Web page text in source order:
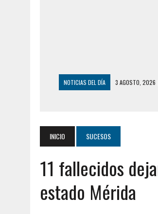
NOTICIAS DEL DÍA 3 AGOSTO, 2026
2 AGOSTO, 2026 | COLAPSÓ TECHO
2 AGOSTO, 2026
|
FALCÓN: MUJER
2 AGOSTO, 2026 | CONMOCIÓN EN
1 AGOSTO, 2026
|
UN MUERTO Y 5
INICIO SUCESOS
11 fallecidos
estado Mérida